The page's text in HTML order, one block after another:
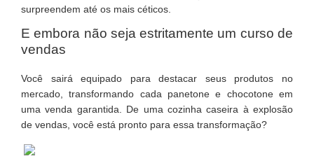
surpreendem até os mais céticos.
E embora não seja estritamente um curso de
vendas
Você sairá equipado para destacar seus produtos no
mercado, transformando cada panetone e chocotone em
uma venda garantida. De uma cozinha caseira à explosão
de vendas, você está pronto para essa transformação?